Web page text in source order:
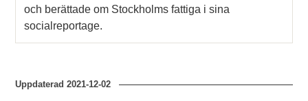
och berättade om Stockholms fattiga i sina
socialreportage.
Uppdaterad2021-12-02